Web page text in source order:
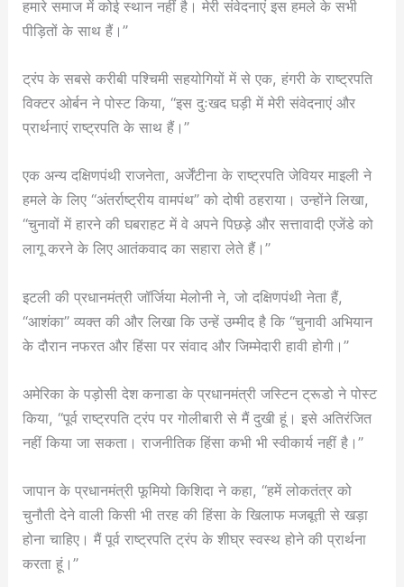
हमारे समाज में कोई स्थान नहीं है। मेरी संवेदनाएं इस हमले के सभी
पीड़ितों के साथ हैं।”
ट्रंप के सबसे करीबी पश्चिमी सहयोगियों में से एक, हंगरी के राष्ट्रपति
विक्टर ओर्बन ने पोस्ट किया, “इस दुःखद घड़ी में मेरी संवेदनाएं और
प्रार्थनाएं राष्ट्रपति के साथ हैं।”
एक अन्य दक्षिणपंथी राजनेता, अर्जेंटीना के राष्ट्रपति जेवियर माइली ने
हमले के लिए “अंतर्राष्ट्रीय वामपंथ” को दोषी ठहराया। उन्होंने लिखा,
“चुनावों में हारने की घबराहट में वे अपने पिछड़े और सत्तावादी एजेंडे को
लागू करने के लिए आतंकवाद का सहारा लेते हैं।”
इटली की प्रधानमंत्री जॉर्जिया मेलोनी ने, जो दक्षिणपंथी नेता हैं,
“आशंका” व्यक्त की और लिखा कि उन्हें उम्मीद है कि “चुनावी अभियान
के दौरान नफरत और हिंसा पर संवाद और जिम्मेदारी हावी होगी।”
अमेरिका के पड़ोसी देश कनाडा के प्रधानमंत्री जस्टिन ट्रूडो ने पोस्ट
किया, “पूर्व राष्ट्रपति ट्रंप पर गोलीबारी से मैं दुखी हूं। इसे अतिरंजित
नहीं किया जा सकता। राजनीतिक हिंसा कभी भी स्वीकार्य नहीं है।”
जापान के प्रधानमंत्री फूमियो किशिदा ने कहा, “हमें लोकतंत्र को
चुनौती देने वाली किसी भी तरह की हिंसा के खिलाफ मजबूती से खड़ा
होना चाहिए। मैं पूर्व राष्ट्रपति ट्रंप के शीघ्र स्वस्थ होने की प्रार्थना
करता हूं।”